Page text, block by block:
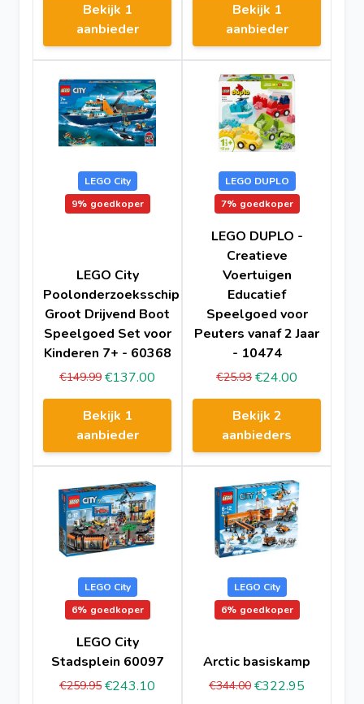
Bekijk 1
aanbieder
Bekijk 1
aanbieder
LEGO City
9% goedkoper
LEGO City
Poolonderzoeksschip
Groot Drijvend Boot
Speelgoed Set voor
Kinderen 7+ - 60368
€149.99 €137.00
Bekijk 1
aanbieder
LEGO DUPLO
7% goedkoper
LEGO DUPLO -
Creatieve
Voertuigen
Educatief
Speelgoed voor
Peuters vanaf 2 Jaar
- 10474
€25.93 €24.00
Bekijk 2
aanbieders
LEGO City
6% goedkoper
LEGO City
Stadsplein 60097
€259.95 €243.10
LEGO City
6% goedkoper
Arctic basiskamp
€344.00 €322.95